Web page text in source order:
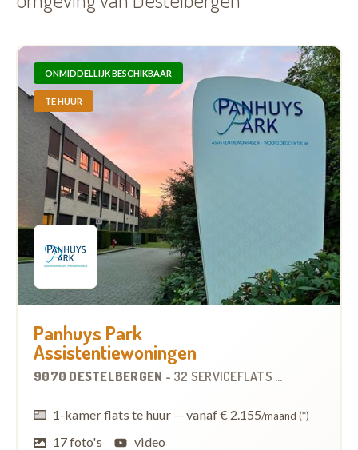
ONMIDDELLIJK BESCHIKBAAR
TE HUUR
Panhuys Park
Assistentiewoningen
9070 DESTELBERGEN - 32 SERVICEFLATS OP
1-kamer flats te huur — vanaf € 2.155/maand (*)
17 foto's video